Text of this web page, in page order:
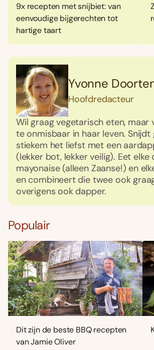
9x recepten met snijbiet: van
eenvoudige bijgerechten tot
hartige taart
Yvonne
Hoofdredacteur
Wil graag vegetarisch eten, maar
te onmisbaar in haar leven. Snijdt
stiekem het liefst met een
(lekker bot, lekker veilig). Eet elke
mayonaise (alleen Zaanse!) en
en combineert die twee ook
overigens ook dapper.
Populair
Dit zijn de beste BBQ recepten
van Jamie Oliver